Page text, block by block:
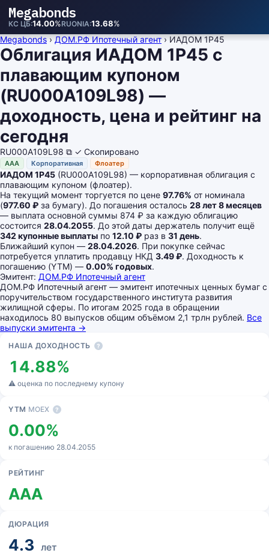
Megabonds
КС ЦБ 14.00%RUONIA 13.68%
Megabonds › ДОМ.РФ Ипотечный агент › ИАДОМ 1P45
Облигация ИАДОМ 1P45 с
плавающим купоном
(RU000A109L98) —
доходность, цена и рейтинг на
сегодня
RU000A109L98 ⧉ ✓ Скопировано
AAA Корпоративная Флоатер
ИАДОМ 1P45 (RU000A109L98) — корпоративная облигация с
плавающим купоном (флоатер).
На текущий момент торгуется по цене 97.76% от номинала
(977.60 ₽ за бумагу). До погашения осталось 28 лет 8 месяцев
— выплата основной суммы 874 ₽ за каждую облигацию
состоится 28.04.2055. До этой даты держатель получит ещё
342 купонные выплаты по 12.10 ₽ раз в 31 день.
Ближайший купон — 28.04.2026. При покупке сейчас
потребуется уплатить продавцу НКД 3.49 ₽. Доходность к
погашению (YTM) — 0.00% годовых.
Эмитент: ДОМ.РФ Ипотечный агент
ДОМ.РФ Ипотечный агент — эмитент ипотечных ценных бумаг с
поручительством государственного института развития
жилищной сферы. По итогам 2025 года в обращении
находилось 80 выпусков общим объёмом 2,1 трлн рублей. Все
выпуски эмитента →
Основные показатели
НАША ДОХОДНОСТЬ ?
14.88%
⚠ оценка по последнему купону
YTM MOEX ?
0.00%
к погашению 28.04.2055
РЕЙТИНГ
AAA
ДЮРАЦИЯ
4.3 лет